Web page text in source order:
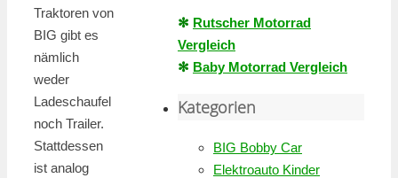
Traktoren von
BIG gibt es
nämlich
weder
Ladeschaufel
noch Trailer.
Stattdessen
ist analog
✻ Rutscher Motorrad
Vergleich
✻ Baby Motorrad Vergleich
Kategorien
BIG Bobby Car
Elektroauto Kinder